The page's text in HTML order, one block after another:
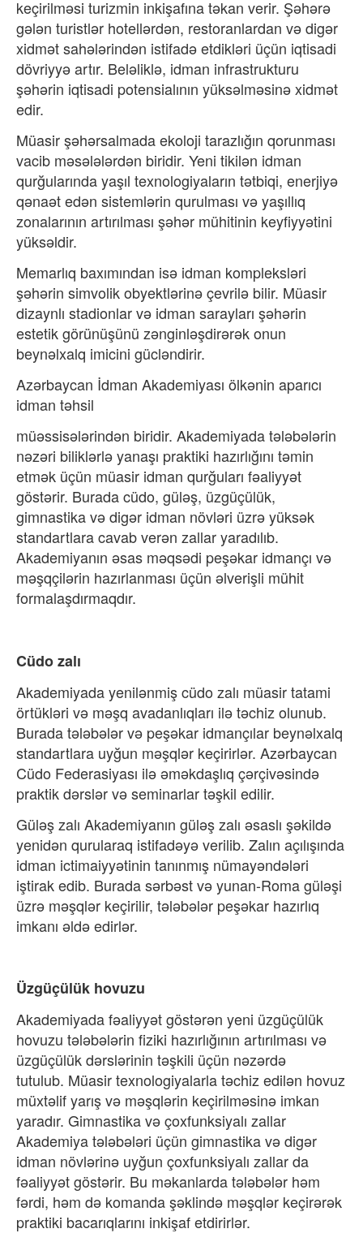
keçirilməsi turizmin inkişafına təkan verir. Şəhərə
gələn turistlər hotellərdən, restoranlardan və digər
xidmət sahələrindən istifadə etdikləri üçün iqtisadi
dövriyyə artır. Beləliklə, idman infrastrukturu
şəhərin iqtisadi potensialının yüksəlməsinə xidmət
edir.
Müasir şəhərsalmada ekoloji tarazlığın qorunması
vacib məsələlərdən biridir. Yeni tikilən idman
qurğularında yaşıl texnologiyaların tətbiqi, enerjiyə
qənaət edən sistemlərin qurulması və yaşıllıq
zonalarının artırılması şəhər mühitinin keyfiyyətini
yüksəldir.
Memarlıq baxımından isə idman kompleksləri
şəhərin simvolik obyektlərinə çevrilə bilir. Müasir
dizaynlı stadionlar və idman sarayları şəhərin
estetik görünüşünü zənginləşdirərək onun
beynəlxalq imicini gücləndirir.
Azərbaycan İdman Akademiyası ölkənin aparıcı
idman təhsil
müəssisələrindən biridir. Akademiyada tələbələrin
nəzəri biliklərlə yanaşı praktiki hazırlığını təmin
etmək üçün müasir idman qurğuları fəaliyyət
göstərir. Burada cüdo, güləş, üzgüçülük,
gimnastika və digər idman növləri üzrə yüksək
standartlara cavab verən zallar yaradılıb.
Akademiyanın əsas məqsədi peşəkar idmançı və
məşqçilərin hazırlanması üçün əlverişli mühit
formalaşdırmaqdır.
Cüdo zalı
Akademiyada yenilənmiş cüdo zalı müasir tatami
örtükləri və məşq avadanlıqları ilə təchiz olunub.
Burada tələbələr və peşəkar idmançılar beynəlxalq
standartlara uyğun məşqlər keçirirlər. Azərbaycan
Cüdo Federasiyası ilə əməkdaşlıq çərçivəsində
praktik dərslər və seminarlar təşkil edilir.
Güləş zalı Akademiyanın güləş zalı əsaslı şəkildə
yenidən qurularaq istifadəyə verilib. Zalın açılışında
idman ictimaiyyətinin tanınmış nümayəndələri
iştirak edib. Burada sərbəst və yunan-Roma güləşi
üzrə məşqlər keçirilir, tələbələr peşəkar hazırlıq
imkanı əldə edirlər.
Üzgüçülük hovuzu
Akademiyada fəaliyyət göstərən yeni üzgüçülük
hovuzu tələbələrin fiziki hazırlığının artırılması və
üzgüçülük dərslərinin təşkili üçün nəzərdə
tutulub. Müasir texnologiyalarla təchiz edilən hovuz
müxtəlif yarış və məşqlərin keçirilməsinə imkan
yaradır. Gimnastika və çoxfunksiyalı zallar
Akademiya tələbələri üçün gimnastika və digər
idman növlərinə uyğun çoxfunksiyalı zallar da
fəaliyyət göstərir. Bu məkanlarda tələbələr həm
fərdi, həm də komanda şəklində məşqlər keçirərək
praktiki bacarıqlarını inkişaf etdirirlər.